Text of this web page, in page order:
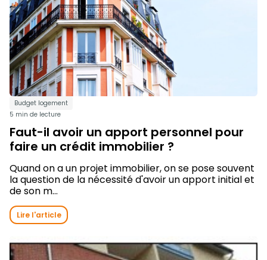
Budget logement
5 min de lecture
Faut-il avoir un apport personnel pour
faire un crédit immobilier ?
Quand on a un projet immobilier, on se pose souvent
la question de la nécessité d'avoir un apport initial et
de son m...
Lire l'article